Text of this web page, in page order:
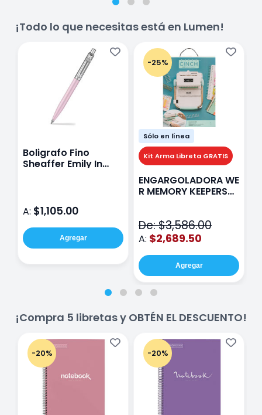
¡Todo lo que necesitas está en Lumen!
Boligrafo Fino
Sheaffer Emily In
A: $1,105.00
Agregar
-25%
Sólo en línea
Kit Arma Libreta GRATIS
ENGARGOLADORA WE
R MEMORY KEEPERS
De: $3,586.00
A: $2,689.50
Agregar
¡Compra 5 libretas y OBTÉN EL DESCUENTO!
-20% -20%